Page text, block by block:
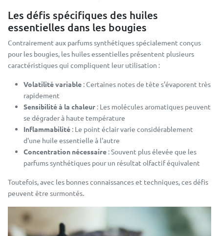
Les défis spécifiques des huiles
essentielles dans les bougies
Contrairement aux parfums synthétiques spécialement conçus
pour les bougies, les huiles essentielles présentent plusieurs
caractéristiques qui compliquent leur utilisation :
Volatilité variable : Certaines notes de tête s'évaporent très
rapidement
Sensibilité à la chaleur : Les molécules aromatiques peuvent
se dégrader à haute température
Inflammabilité : Le point éclair varie considérablement
d'une huile essentielle à l'autre
Concentration nécessaire : Souvent plus élevée que les
parfums synthétiques pour un résultat olfactif équivalent
Toutefois, avec les bonnes connaissances et techniques, ces défis
peuvent être surmontés.